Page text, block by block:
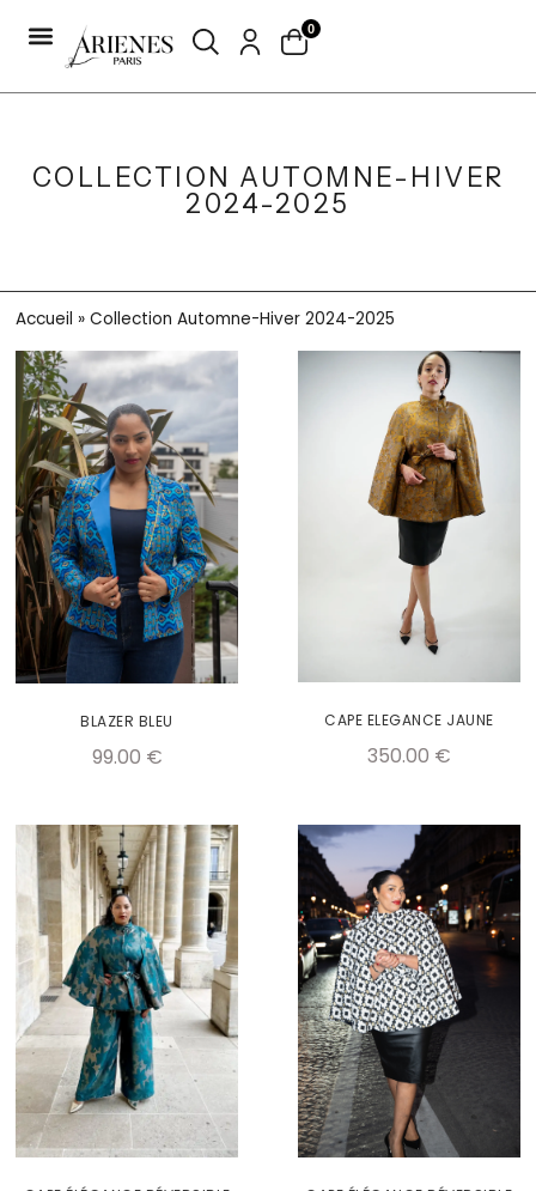
0
COLLECTION AUTOMNE-HIVER
2024-2025
Accueil »Collection Automne-Hiver 2024-2025
BLAZER BLEU
99.00 €
CAPE ELEGANCE JAUNE
350.00 €